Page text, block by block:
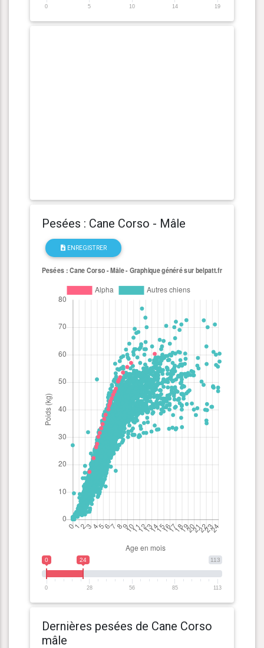
0 5 10 14 19
Pesées : Cane Corso - Mâle
ENREGISTRER
113
0 24
0 28 56 85 113
Dernières pesées de Cane Corso
mâle